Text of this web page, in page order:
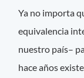
Ya no importa
equivalencia
nuestro país–
hace años